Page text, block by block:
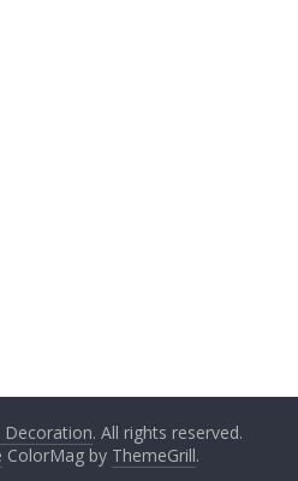
Decoration. All rights reserved.
ColorMag by ThemeGrill.